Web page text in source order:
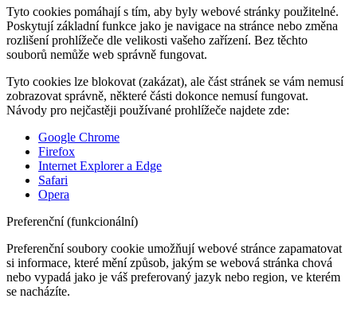
Tyto cookies pomáhají s tím, aby byly webové stránky použitelné.
Poskytují základní funkce jako je navigace na stránce nebo změna
rozlišení prohlížeče dle velikosti vašeho zařízení. Bez těchto
souborů nemůže web správně fungovat.
Tyto cookies lze blokovat (zakázat), ale část stránek se vám nemusí
zobrazovat správně, některé části dokonce nemusí fungovat.
Návody pro nejčastěji používané prohlížeče najdete zde:
Google Chrome
Firefox
Internet Explorer a Edge
Safari
Opera
Preferenční (funkcionální)
Preferenční soubory cookie umožňují webové stránce zapamatovat
si informace, které mění způsob, jakým se webová stránka chová
nebo vypadá jako je váš preferovaný jazyk nebo region, ve kterém
se nacházíte.